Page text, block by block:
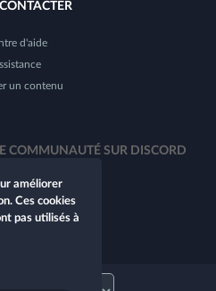
d'aide
un contenu
COMMUNAUTÉ SUR DISCORD
améliorer
Ces cookies
pas utilisés à